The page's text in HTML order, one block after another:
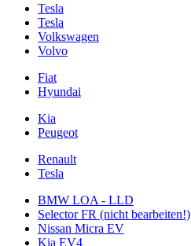
Tesla
Tesla
Volkswagen
Volvo
Fiat
Hyundai
Kia
Peugeot
Renault
Tesla
BMW LOA - LLD
Selector FR (nicht bearbeiten!)
Nissan Micra EV
Kia EV4